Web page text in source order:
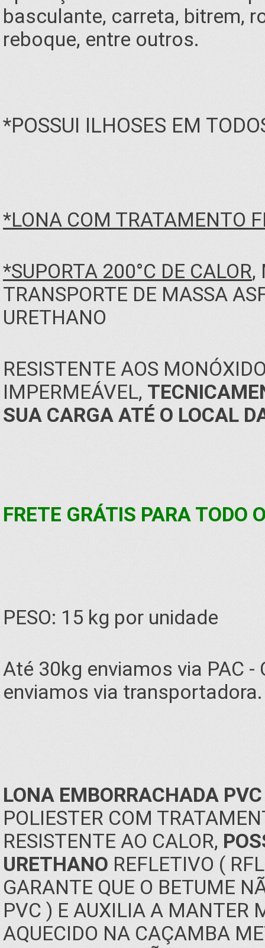
basculante, carreta, bitrem,
reboque, entre outros.
*POSSUI ILHOSES EM
*LONA COM TRATAMENTO
*SUPORTA 200°C DE CALOR,
TRANSPORTE DE MASSA
URETHANO
RESISTENTE AOS
IMPERMEÁVEL,
SUA CARGA ATÉ O LOCAL
FRETE GRÁTIS PARA TODO
PESO: 15 kg por unidade
Até 30kg enviamos via PAC -
enviamos via transportadora.
LONA EMBORRACHADA
POLIESTER COM
RESISTENTE AO CALOR,
URETHANO REFLETIVO (
GARANTE QUE O BETUME
PVC ) E AUXILIA A MANTER
AQUECIDO NA CAÇAMBA